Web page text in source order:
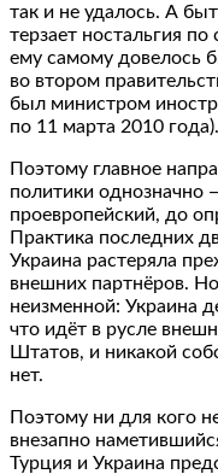
так и не удалось. А
терзает ностальгия
ему самому довелось
во втором
был министром
по 11 марта 2010 года).
Поэтому главное
политики однозначно
проевропейский, до
Практика последних
Украина растеряла
внешних партнёров.
неизменной: Украина
что идёт в русле
Штатов, и никакой
нет.
Поэтому ни для кого
внезапно
Турция и Украина